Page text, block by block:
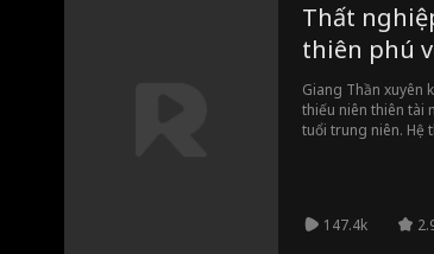
Thất
thiên phú
Giang Thần xuyên
thiếu niên thiên tài
tuổi trung niên. Hệ
147.4k